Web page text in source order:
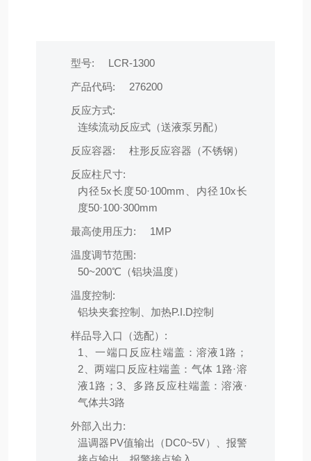
型号:
LCR-1300
产品代码:
276200
反应方式:
连续流动反应式（送液泵另配）
反应容器:
柱形反应容器（不锈钢）
反应柱尺寸:
内径5x长度50·100mm、内径10x长
度50·100·300mm
最高使用压力:
1MP
温度调节范围:
50~200℃（铝块温度）
温度控制:
铝块夹套控制、加热P.I.D控制
样品导入口（选配）:
1、一端口反应柱端盖：溶液1路；
2、两端口反应柱端盖：气体 1路·溶
液1路；3、多路反应柱端盖：溶液·
气体共3路
外部入出力:
温调器PV值输出（DC0~5V）、报警